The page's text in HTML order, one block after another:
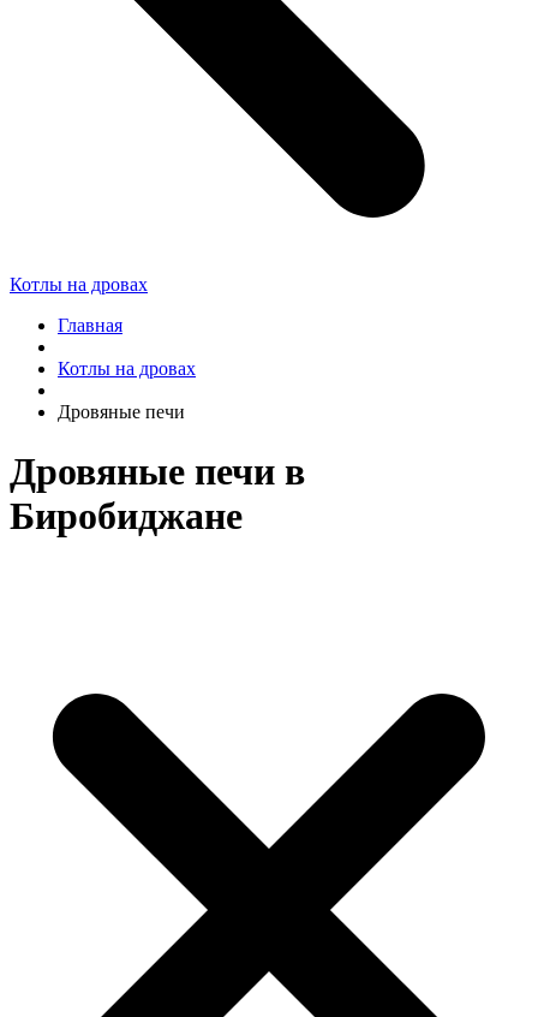
Котлы на дровах
Главная
Котлы на дровах
Дровяные печи
Дровяные печи в
Биробиджане